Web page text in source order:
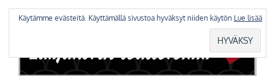
Käytämme evästeitä. Käyttämällä sivustoa hyväksyt niiden käytön Lue lisää